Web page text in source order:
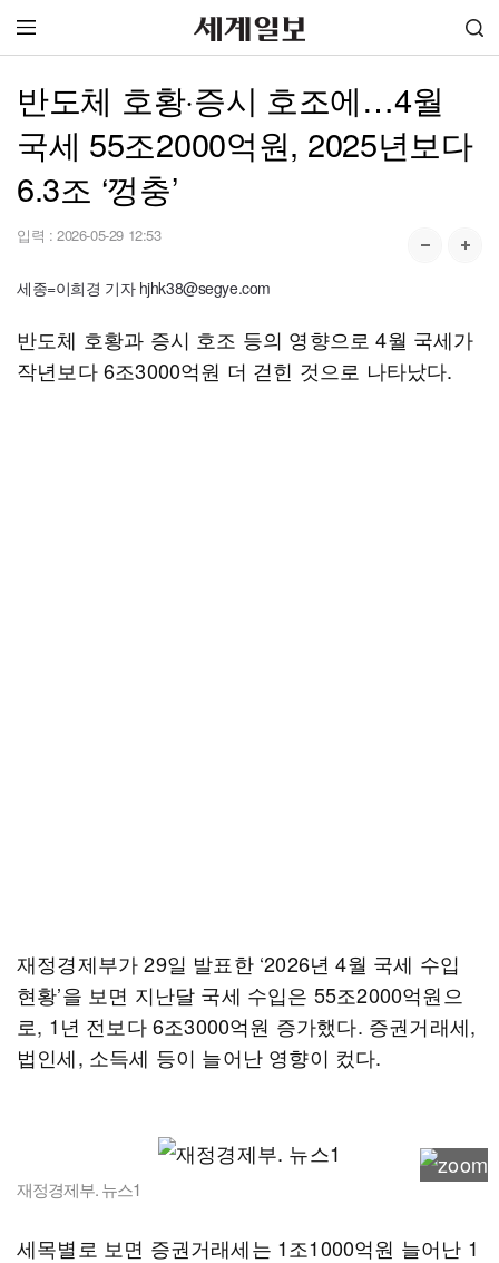
반도체 호황·증시 호조에…4월
국세 55조2000억원, 2025년보다
6.3조 ‘껑충’
입력 : 2026-05-29 12:53
세종=이희경 기자 hjhk38@segye.com
반도체 호황과 증시 호조 등의 영향으로 4월 국세가
작년보다 6조3000억원 더 걷힌 것으로 나타났다.
재정경제부가 29일 발표한 ‘2026년 4월 국세 수입
현황’을 보면 지난달 국세 수입은 55조2000억원으
로, 1년 전보다 6조3000억원 증가했다. 증권거래세,
법인세, 소득세 등이 늘어난 영향이 컸다.
재정경제부. 뉴스1
세목별로 보면 증권거래세는 1조1000억원 늘어난 1